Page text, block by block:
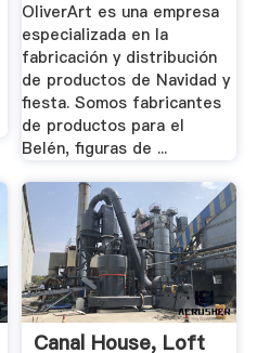
OliverArt es una empresa
especializada en la
fabricación y distribución
de productos de Navidad y
fiesta. Somos fabricantes
de productos para el
Belén, figuras de ...
Canal House, Loft